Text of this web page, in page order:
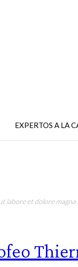
EXPERTOS A LA
labore et dolore magna